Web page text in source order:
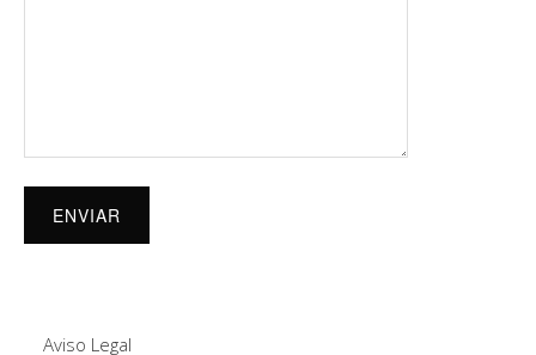
Aviso Legal